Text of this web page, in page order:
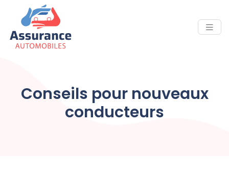
Conseils pour nouveaux
conducteurs